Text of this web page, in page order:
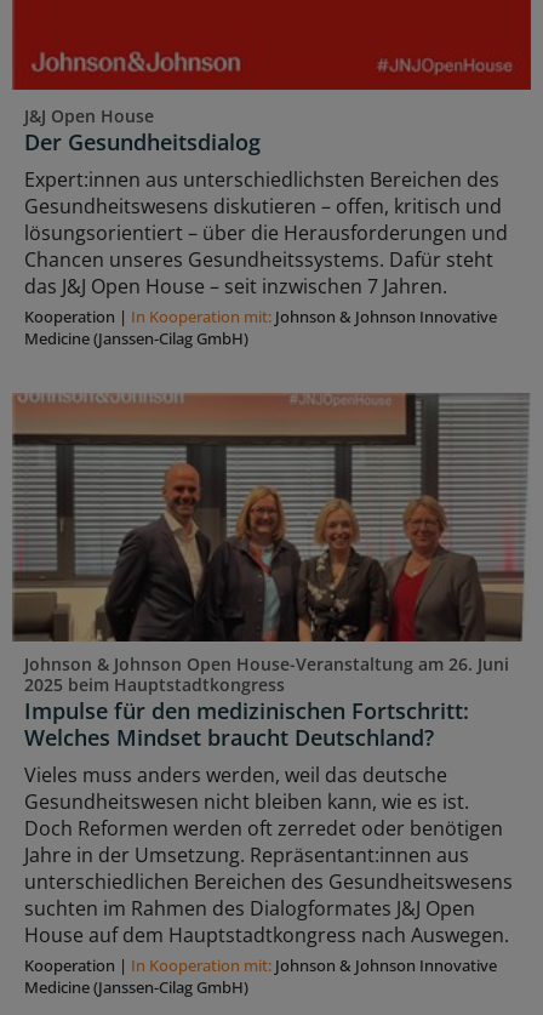
J&J Open House
Der Gesundheitsdialog
Expert:innen aus unterschiedlichsten Bereichen des
Gesundheitswesens diskutieren – offen, kritisch und
lösungsorientiert – über die Herausforderungen und
Chancen unseres Gesundheitssystems. Dafür steht
das J&J Open House – seit inzwischen 7 Jahren.
Kooperation | In Kooperation mit: Johnson & Johnson Innovative
Medicine (Janssen-Cilag GmbH)
Johnson & Johnson Open House-Veranstaltung am 26. Juni
2025 beim Hauptstadtkongress
Impulse für den medizinischen Fortschritt:
Welches Mindset braucht Deutschland?
Vieles muss anders werden, weil das deutsche
Gesundheitswesen nicht bleiben kann, wie es ist.
Doch Reformen werden oft zerredet oder benötigen
Jahre in der Umsetzung. Repräsentant:innen aus
unterschiedlichen Bereichen des Gesundheitswesens
suchten im Rahmen des Dialogformates J&J Open
House auf dem Hauptstadtkongress nach Auswegen.
Kooperation | In Kooperation mit: Johnson & Johnson Innovative
Medicine (Janssen-Cilag GmbH)